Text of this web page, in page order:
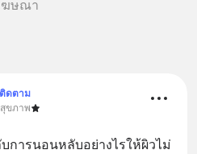
ษณา
ติดตาม
สุขภาพ
การนอนหลับอย่างไรให้ผิวไม่